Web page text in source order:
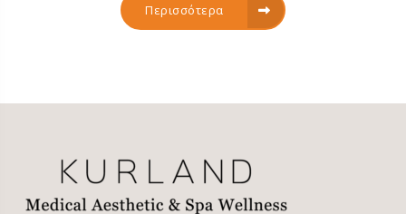
Περισσότερα